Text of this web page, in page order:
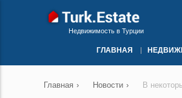
Недвижимость в Турции
ГЛАВНАЯ
Главная › Новости › В